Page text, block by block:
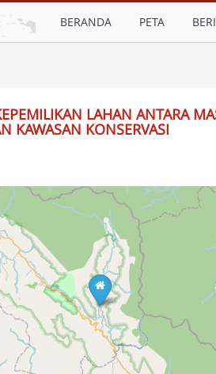
BERANDA PETA
LAHAN ANTARA
KAWASAN KONSERVASI